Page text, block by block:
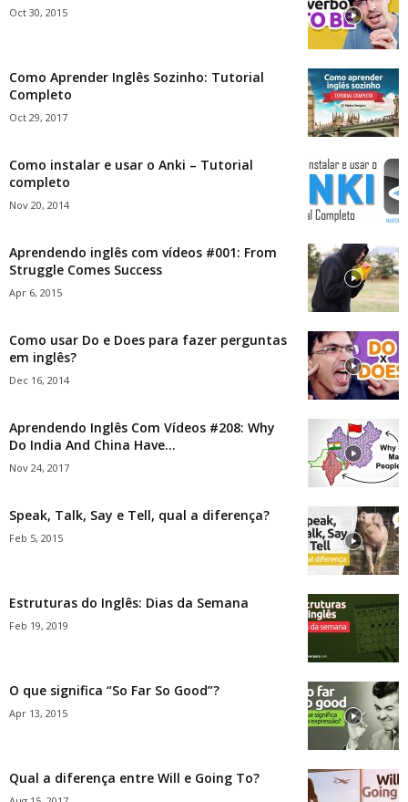
Oct 30, 2015
Como Aprender Inglês Sozinho: Tutorial
Completo
Oct 29, 2017
Como instalar e usar o Anki – Tutorial
completo
Nov 20, 2014
Aprendendo inglês com vídeos #001: From
Struggle Comes Success
Apr 6, 2015
Como usar Do e Does para fazer perguntas
em inglês?
Dec 16, 2014
Aprendendo Inglês Com Vídeos #208: Why
Do India And China Have...
Nov 24, 2017
Speak, Talk, Say e Tell, qual a diferença?
Feb 5, 2015
Estruturas do Inglês: Dias da Semana
Feb 19, 2019
O que significa “So Far So Good”?
Apr 13, 2015
Qual a diferença entre Will e Going To?